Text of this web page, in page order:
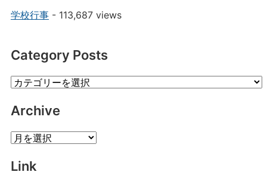
学校行事- 113,687 views
Category Posts
Category
Archive
Archive
Link